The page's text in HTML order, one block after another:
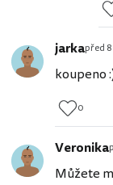
jarkapřed
koupeno
0
Veronika
Můžete